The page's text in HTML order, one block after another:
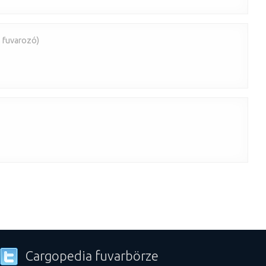
fuvarozó)
Cargopedia fuvarbörze